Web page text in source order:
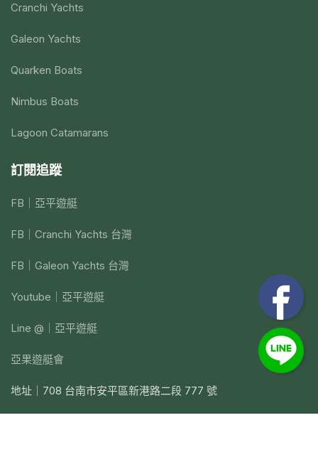
Cranchi Yachts
Galeon Yachts
Quarken Boats
Nimbus Boats
Lagoon Catamarans
訂閱追蹤
FB｜亞平遊艇
FB｜Cranchi Yachts 台灣
FB｜Galeon Yachts 台灣
Youtube｜亞平遊艇
Line @｜亞平遊艇
亞果遊艇會
地址｜708 台南市安平區新港路二段 777 號